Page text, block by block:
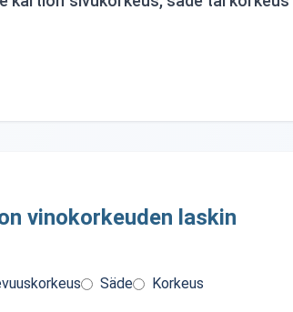
vinokorkeuden laskin
Säde Korkeus